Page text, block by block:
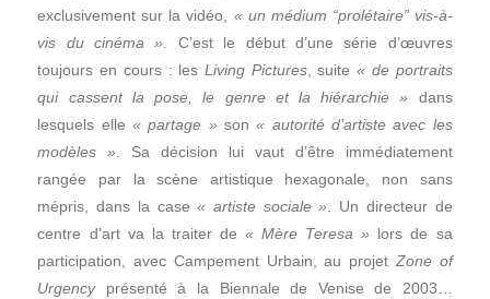
exclusivement sur la vidéo, « un médium “prolétaire” vis-à-
vis du cinéma » . C’est le début d’une série d’œuvres
toujours en cours : les Living Pictures, suite« de portraits
qui cassent la pose, le genre et la hiérarchie » dans
lesquels elle« partage » son« autorité d’artiste avec les
modèles » . Sa décision lui vaut d’être immédiatement
rangée par la scène artistique hexagonale, non sans
mépris, dans la case« artiste sociale » . Un directeur de
centre d’art va la traiter de « Mère Teresa » lors de sa
participation, avec Campement Urbain, au projet Zone of
Urgencyprésenté à la Biennale de Venise de 2003…